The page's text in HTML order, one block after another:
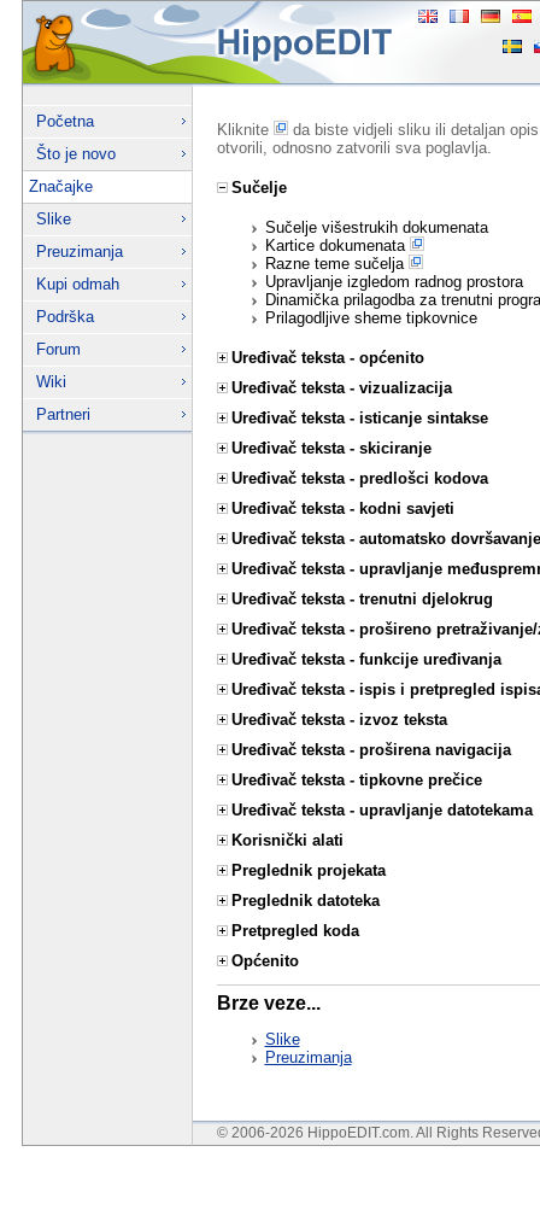
Početna
Što je novo
Značajke
Slike
Preuzimanja
Kupi odmah
Podrška
Forum
Wiki
Partneri
Kliknite
da biste vidjeli sliku ili detaljan
otvorili, odnosno zatvorili sva poglavlja.
Sučelje
Sučelje višestrukih dokumenata
Kartice dokumenata
Razne teme sučelja
Upravljanje izgledom radnog prostora
Dinamička prilagodba za trenutni
Prilagodljive sheme tipkovnice
Uređivač teksta - općenito
Uređivač teksta - vizualizacija
Uređivač teksta - isticanje sintakse
Uređivač teksta - skiciranje
Uređivač teksta - predlošci kodova
Uređivač teksta - kodni savjeti
Uređivač teksta - automatsko dovršavanje
Uređivač teksta - upravljanje
Uređivač teksta - trenutni djelokrug
Uređivač teksta - prošireno
Uređivač teksta - funkcije uređivanja
Uređivač teksta - ispis i pretpregled
Uređivač teksta - izvoz teksta
Uređivač teksta - proširena navigacija
Uređivač teksta - tipkovne prečice
Uređivač teksta - upravljanje datotekama
Korisnički alati
Preglednik projekata
Preglednik datoteka
Pretpregled koda
Općenito
Brze veze...
Slike
Preuzimanja
© 2006-2026 HippoEDIT.com. All Rights